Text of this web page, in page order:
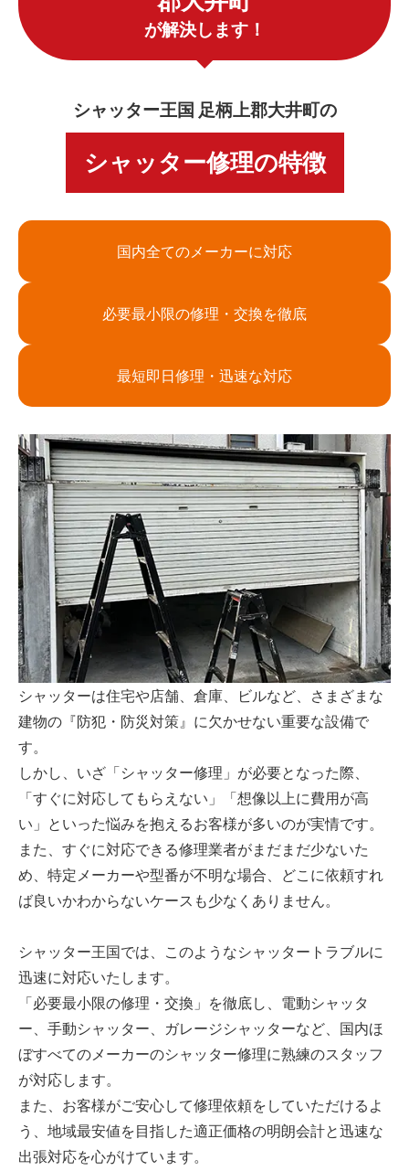
が解決します！
シャッター王国 足柄上郡大井町の
シャッター修理の特徴
国内全てのメーカーに対応
必要最小限の修理・交換を徹底
最短即日修理・迅速な対応
シャッターは住宅や店舗、倉庫、ビルなど、さまざまな
建物の『防犯・防災対策』に欠かせない重要な設備で
す。
しかし、いざ「シャッター修理」が必要となった際、
「すぐに対応してもらえない」「想像以上に費用が高
い」といった悩みを抱えるお客様が多いのが実情です。
また、すぐに対応できる修理業者がまだまだ少ないた
め、特定メーカーや型番が不明な場合、どこに依頼すれ
ば良いかわからないケースも少なくありません。
シャッター王国では、このようなシャッタートラブルに
迅速に対応いたします。
「必要最小限の修理・交換」を徹底し、電動シャッタ
ー、手動シャッター、ガレージシャッターなど、国内ほ
ぼすべてのメーカーのシャッター修理に熟練のスタッフ
が対応します。
また、お客様がご安心して修理依頼をしていただけるよ
う、地域最安値を目指した適正価格の明朗会計と迅速な
出張対応を心がけています。